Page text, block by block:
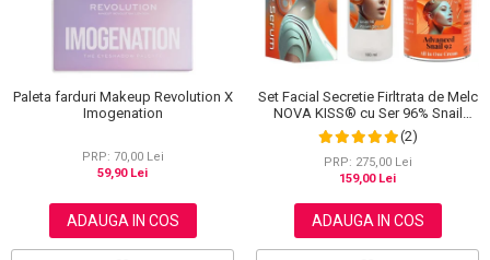
Paleta farduri Makeup Revolution X
Imogenation
PRP: 70,00 Lei
59,90 Lei
ADAUGA IN COS
Set Facial Secretie Firltrata de Melc
NOVA KISS® cu Ser 96% Snail
Power si Crema Advanced Snail 92
All in One
(2)
PRP: 275,00 Lei
159,00 Lei
ADAUGA IN COS